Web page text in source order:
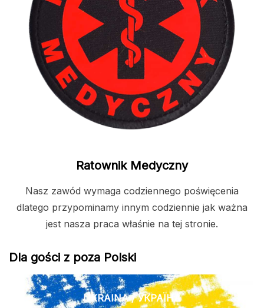
Ratownik Medyczny
Nasz zawód wymaga codziennego poświęcenia
dlatego przypominamy innym codziennie jak ważna
jest nasza praca właśnie na tej stronie.
Dla gości z poza Polski
UKRAINA / УКРАЇНА